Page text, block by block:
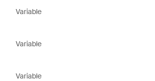
Variable
Variable
Variable